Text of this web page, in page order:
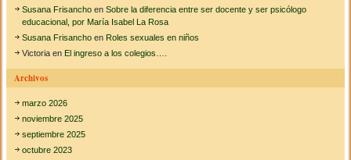
Susana Frisancho enSobre la diferencia entre ser docente y ser psicólogo
educacional, por María Isabel La Rosa
Susana Frisancho enRoles sexuales en niños
Victoria enEl ingreso a los colegios….
Archivos
marzo 2026
noviembre 2025
septiembre 2025
octubre 2023